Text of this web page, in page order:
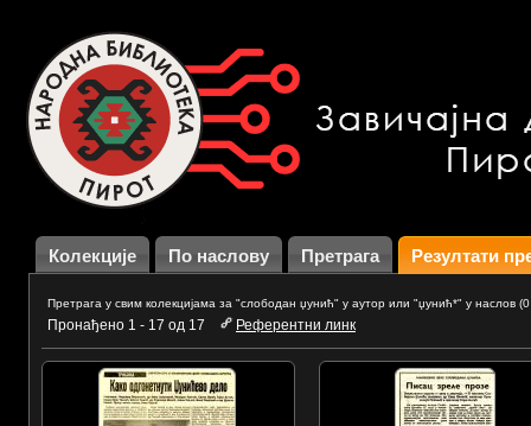
Колекције По наслову Претрага Резултати
Претрага у свим колекцијама за "слободан џунић" у аутор или "џунић*" у наслов
Пронађено 1 - 17 од 17 Референтни линк